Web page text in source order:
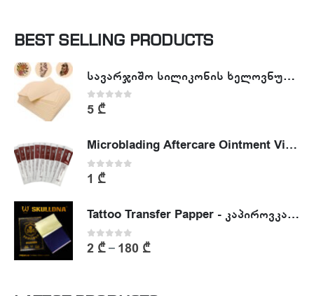
BEST SELLING PRODUCTS
სავარჯიშო სილიკონის ხელოვნური კანი - Tattoo Practike skin
0out of 5
5 ₾
Microblading Aftercare Ointment Vitamin A&D
0 out of 5
1 ₾
Tattoo Transfer Papper - კაპიროვკა - ტატუს ესკიზის კოპირების ქაღალდი
0out of 5
2 ₾– 180 ₾